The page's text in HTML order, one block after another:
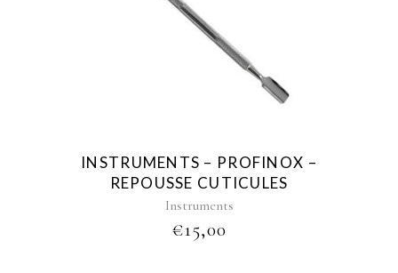
INSTRUMENTS – PROFINOX –
REPOUSSE CUTICULES
Instruments
€15,00